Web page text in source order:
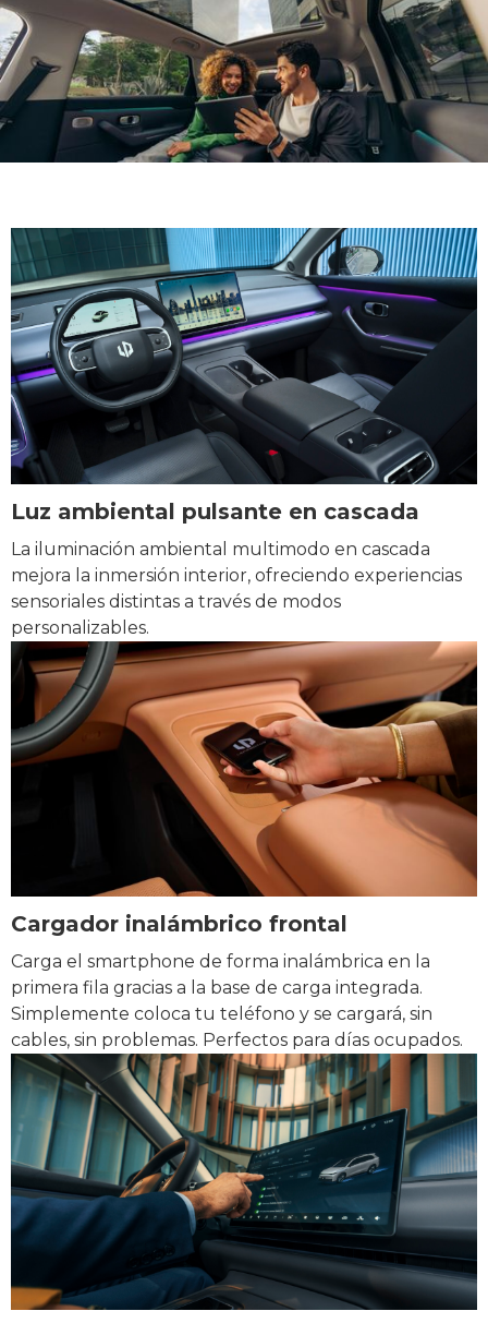
Luz ambiental pulsante en cascada
La iluminación ambiental multimodo en cascada
mejora la inmersión interior, ofreciendo experiencias
sensoriales distintas a través de modos
personalizables.
Cargador inalámbrico frontal
Carga el smartphone de forma inalámbrica en la
primera fila gracias a la base de carga integrada.
Simplemente coloca tu teléfono y se cargará, sin
cables, sin problemas. Perfectos para días ocupados.